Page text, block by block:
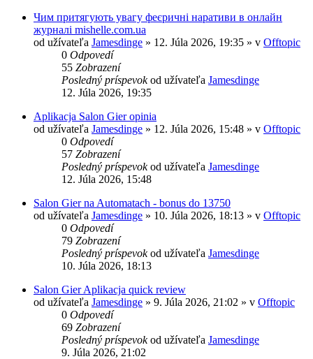
Чим притягують увагу феєричні наративи в онлайн
журналі mishelle.com.ua
od užívateľa Jamesdinge » 12. Júla 2026, 19:35 » v Offtopic
0 Odpovedí
55 Zobrazení
Posledný príspevokod užívateľa Jamesdinge
12. Júla 2026, 19:35
Aplikacja Salon Gier opinia
od užívateľa Jamesdinge » 12. Júla 2026, 15:48 » v Offtopic
0 Odpovedí
57 Zobrazení
Posledný príspevokod užívateľa Jamesdinge
12. Júla 2026, 15:48
Salon Gier na Automatach - bonus do 13750
od užívateľa Jamesdinge » 10. Júla 2026, 18:13 » v Offtopic
0 Odpovedí
79 Zobrazení
Posledný príspevokod užívateľa Jamesdinge
10. Júla 2026, 18:13
Salon Gier Aplikacja quick review
od užívateľa Jamesdinge » 9. Júla 2026, 21:02 » v Offtopic
0 Odpovedí
69 Zobrazení
Posledný príspevokod užívateľa Jamesdinge
9. Júla 2026, 21:02